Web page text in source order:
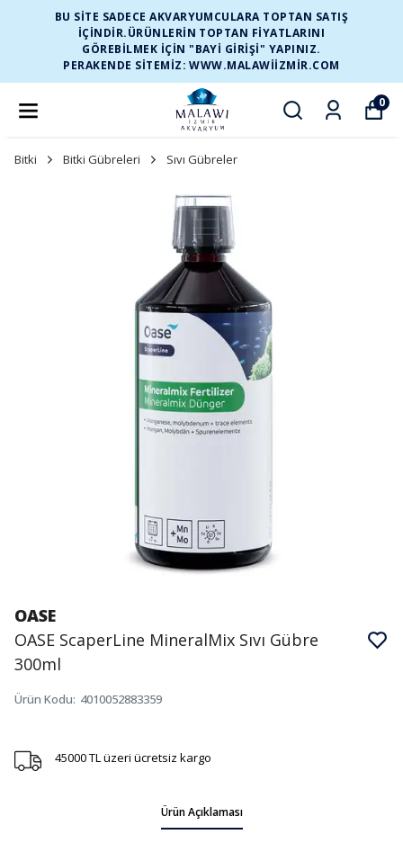
BU SİTE SADECE AKVARYUMCULARA TOPTAN SATIŞ
İÇİNDİR.ÜRÜNLERİN TOPTAN FİYATLARINI
GÖREBİLMEK İÇİN "BAYİ GİRİŞİ" YAPINIZ.
PERAKENDE SİTEMİZ: WWW.MALAWIIZMIR.COM
0
Bitki Bitki Gübreleri Sıvı Gübreler
OASE
OASE ScaperLine MineralMix Sıvı Gübre
300ml
Ürün Kodu: 4010052883359
45000 TL üzeri ücretsiz kargo
Ürün Açıklaması